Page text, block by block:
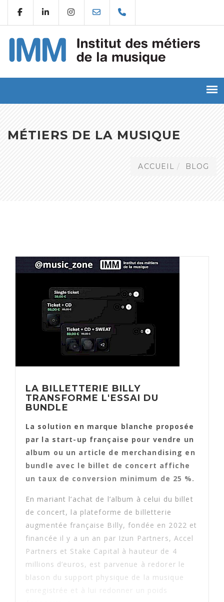
MÉTIERS DE LA MUSIQUE
ACCUEIL BLOG
LA BILLETTERIE BILLY
TRANSFORME L'ESSAI DU
BUNDLE
La solution en marque blanche proposée
par la start-up française pour vendre un
album ou un article de merchandising en
bundle avec le billet de concert affiche
un taux de conversion minimum de 25 %.
En mariant l’achat de l’album à celui du billet
de concert, la plateforme de billetterie
augmentée française Billy, fondée en 2022 et
financée il y a un an par Izun Partners, Accel
Partners et Stake Capital à hauteur de 4
millions d’euros, est parvenue à redorer le
blason du support physique de la musique
enregistrée et à lui redonner un poids